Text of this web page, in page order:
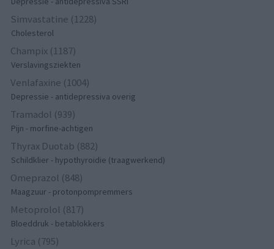
Simvastatine (1228)
Cholesterol
Champix (1187)
Verslavingsziekten
Venlafaxine (1004)
Depressie - antidepressiva overig
Tramadol (939)
Pijn - morfine-achtigen
Thyrax Duotab (882)
Schildklier - hypothyroidie (traagwerkend)
Omeprazol (848)
Maagzuur - protonpompremmers
Metoprolol (817)
Bloeddruk - betablokkers
Lyrica (795)